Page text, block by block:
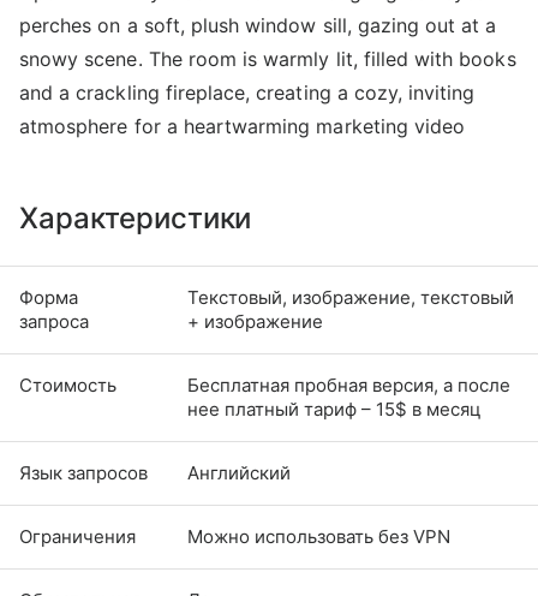
perches on a soft, plush window sill, gazing out at a
snowy scene. The room is warmly lit, filled with books
and a crackling fireplace, creating a cozy, inviting
atmosphere for a heartwarming marketing video
Характеристики
Форма
запроса
Текстовый, изображение, текстовый
+ изображение
Стоимость
Бесплатная пробная версия, а после
нее платный тариф – 15$ в месяц
Язык запросов Английский
Ограничения Можно использовать без VPN